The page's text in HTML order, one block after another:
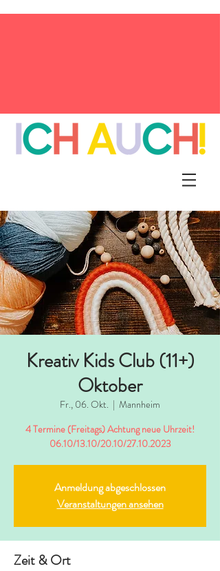
Kreativ Kids Club (11+)
Oktober
Fr., 06. Okt.
  |
Mannheim
4 Termine (Freitags) Achtung neue Uhrzeit!
06.10/13.10/20.10/27.10.2023
Anmeldung abgeschlossen
Veranstaltungen ansehen
Zeit & Ort